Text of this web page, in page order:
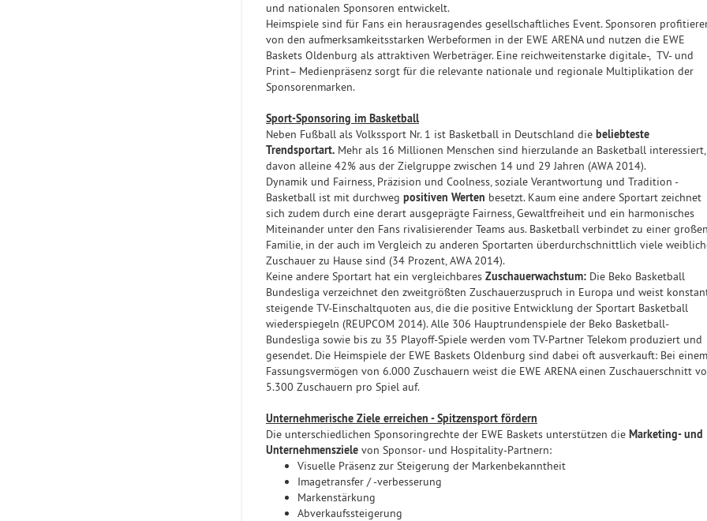
und nationalen Sponsoren entwickelt.
Heimspiele sind für Fans ein herausragendes gesellschaftliches Event. Sponsoren
von den aufmerksamkeitsstarken Werbeformen in der EWE ARENA und nutzen die EWE
Baskets Oldenburg als attraktiven Werbeträger. Eine reichweitenstarke digitale-, TV- und
Print– Medienpräsenz sorgt für die relevante nationale und regionale Multiplikation der
Sponsorenmarken.
Sport-Sponsoring im Basketball
Neben Fußball als Volkssport Nr. 1 ist Basketball in Deutschland die beliebteste
Trendsportart. Mehr als 16 Millionen Menschen sind hierzulande an Basketball interessiert,
davon alleine 42% aus der Zielgruppe zwischen 14 und 29 Jahren (AWA 2014).
Dynamik und Fairness, Präzision und Coolness, soziale Verantwortung und Tradition -
Basketball ist mit durchweg positiven Werten besetzt. Kaum eine andere Sportart zeichnet
sich zudem durch eine derart ausgeprägte Fairness, Gewaltfreiheit und ein harmonisches
Miteinander unter den Fans rivalisierender Teams aus. Basketball verbindet zu einer
Familie, in der auch im Vergleich zu anderen Sportarten überdurchschnittlich viele
Zuschauer zu Hause sind (34 Prozent, AWA 2014).
Keine andere Sportart hat ein vergleichbares Zuschauerwachstum: Die Beko Basketball
Bundesliga verzeichnet den zweitgrößten Zuschauerzuspruch in Europa und weist
steigende TV-Einschaltquoten aus, die die positive Entwicklung der Sportart Basketball
wiederspiegeln (REUPCOM 2014). Alle 306 Hauptrundenspiele der Beko Basketball-
Bundesliga sowie bis zu 35 Playoff-Spiele werden vom TV-Partner Telekom produziert und
gesendet. Die Heimspiele der EWE Baskets Oldenburg sind dabei oft ausverkauft: Bei einem
Fassungsvermögen von 6.000 Zuschauern weist die EWE ARENA einen Zuschauerschnitt
5.300 Zuschauern pro Spiel auf.
Unternehmerische Ziele erreichen - Spitzensport fördern
Die unterschiedlichen Sponsoringrechte der EWE Baskets unterstützen die Marketing- und
Unternehmensziele von Sponsor- und Hospitality-Partnern:
Visuelle Präsenz zur Steigerung der Markenbekanntheit
Imagetransfer / -verbesserung
Markenstärkung
Abverkaufssteigerung